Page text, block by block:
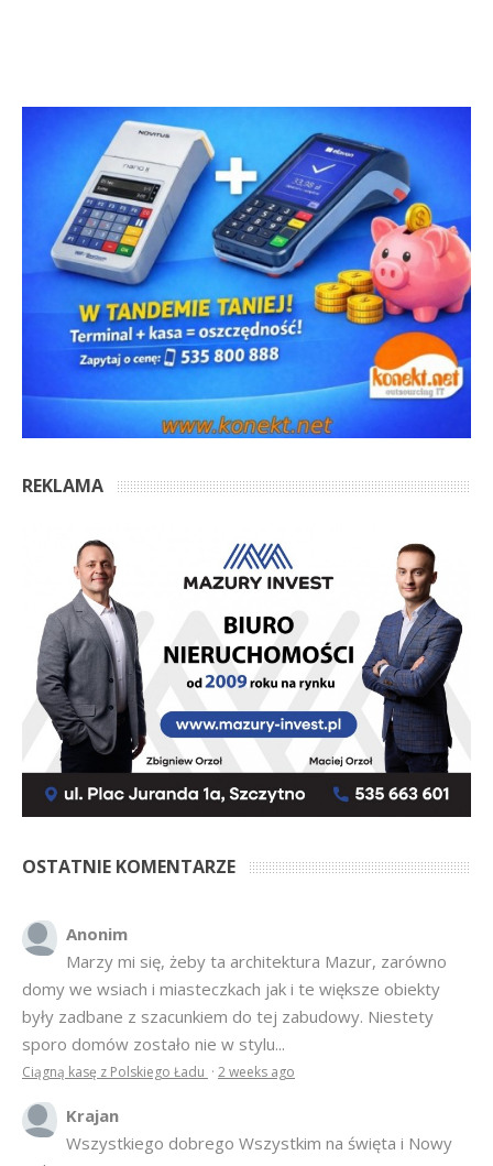
REKLAMA
OSTATNIE KOMENTARZE
Anonim
Marzy mi się, żeby ta architektura Mazur, zarówno
domy we wsiach i miasteczkach jak i te większe obiekty
były zadbane z szacunkiem do tej zabudowy. Niestety
sporo domów zostało nie w stylu...
Ciągną kasę z Polskiego Ładu · 2 weeks ago
Krajan
Wszystkiego dobrego Wszystkim na święta i Nowy